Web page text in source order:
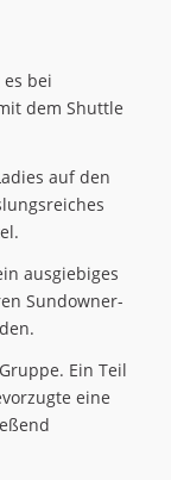
bei
dem Shuttle
auf den
ausgiebiges
Sundowner-
Ein Teil
eine